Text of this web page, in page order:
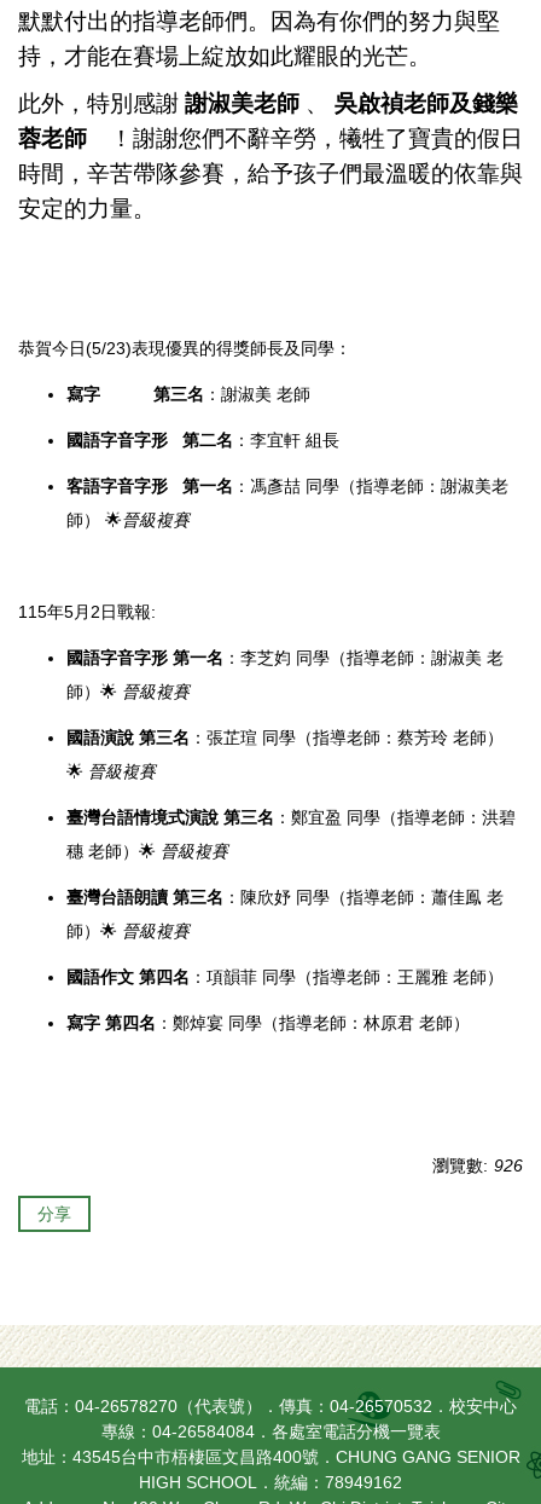
默默付出的指導老師們。因為有你們的努力與堅
持，才能在賽場上綻放如此耀眼的光芒。
此外，特別感謝 謝淑美老師 、 吳啟禎老師及錢樂
蓉老師
！謝謝您們不辭辛勞，犧牲了寶貴的假日
時間，辛苦帶隊參賽，給予孩子們最溫暖的依靠與
安定的力量。
恭賀今日(5/23)表現優異的得獎師長及同學：
寫字 第三名 ：謝淑美 老師
國語字音字形 第二名 ：李宜軒 組長
客語字音字形 第一名 ：馮彥喆 同學（指導老師：謝淑美老
師） 🌟晉級複賽
115年5月2日戰報:
國語字音字形 第一名 ：李芝㚬 同學（指導老師：謝淑美 老
師）🌟 晉級複賽
國語演說 第三名 ：張芷瑄 同學（指導老師：蔡芳玲 老師）
🌟 晉級複賽
臺灣台語情境式演說 第三名 ：鄭宜盈 同學（指導老師：洪碧
穗 老師）🌟 晉級複賽
臺灣台語朗讀 第三名 ：陳欣妤 同學（指導老師：蕭佳鳯 老
師）🌟 晉級複賽
國語作文 第四名 ：項韻菲 同學（指導老師：王麗雅 老師）
寫字 第四名 ：鄭焯宴 同學（指導老師：林原君 老師）
瀏覽數: 926
分享
電話：04-26578270（代表號）．傳真：04-26570532．校安中心
專線：04-26584084． 各處室電話分機一覽表
地址：43545台中市梧棲區文昌路400號．CHUNG GANG SENIOR
HIGH SCHOOL．統編：78949162